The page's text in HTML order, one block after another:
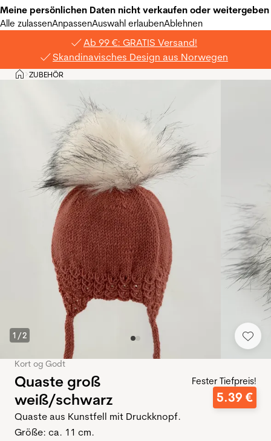
Meine persönlichen Daten nicht verkaufen oder weitergeben
Alle zulassenAnpassenAuswahl erlaubenAblehnen
Ab 99 €: GRATIS Versand!
Skandinavisches Design aus Norwegen
Privat
>ZUBEHÖR
1 /2
Kort og Godt
Quaste groß
weiß/schwarz
Fester Tiefpreis!
5.39 €
Quaste aus Kunstfell mit Druckknopf.
Größe: ca. 11 cm.